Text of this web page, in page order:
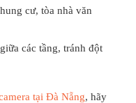
cư, tòa nhà văn
các tầng, tránh đột
tại Đà Nẵng, hãy